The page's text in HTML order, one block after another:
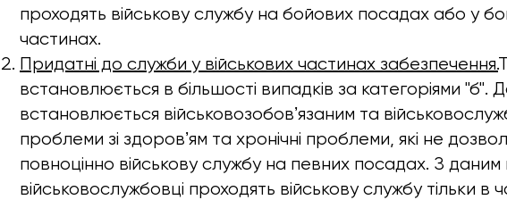
проходять військову службу на бойових посадах або у
частинах.
Придатні до служби у військових частинах забезпечення.
встановлюється в більшості випадків за категоріями "б".
встановлюється військовозобовʼязаним та
проблеми зі здоровʼям та хронічні проблеми, які не
повноцінно військову службу на певних посадах. З
військовослужбовці проходять військову службу тільки в